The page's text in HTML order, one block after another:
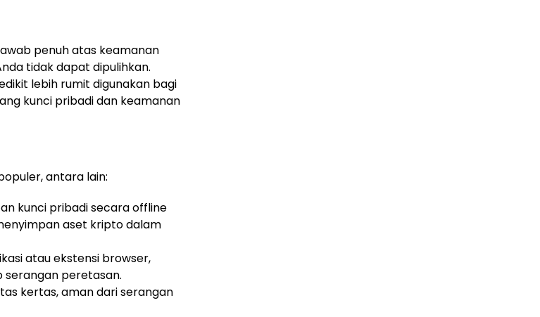
penuh atas keamanan
tidak dapat dipulihkan.
lebih rumit digunakan bagi
kunci pribadi dan keamanan
antara lain:
kunci pribadi secara offline
aset kripto dalam
atau ekstensi browser,
serangan peretasan.
kertas, aman dari serangan